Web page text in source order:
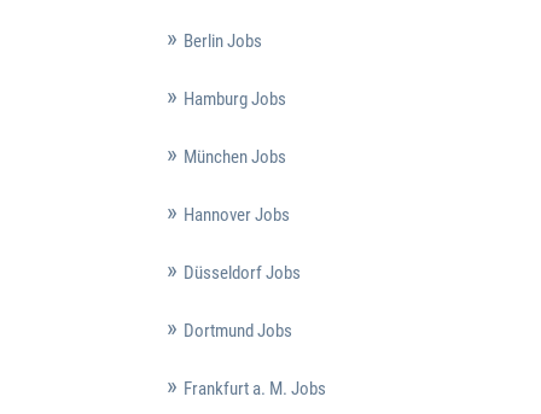
Berlin Jobs
Hamburg Jobs
München Jobs
Hannover Jobs
Düsseldorf Jobs
Dortmund Jobs
Frankfurt a. M. Jobs